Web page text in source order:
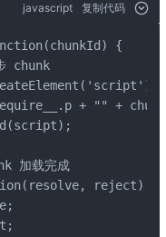
javascript 复制代码
{
chunk
+ "" +
加载完成
reject) {